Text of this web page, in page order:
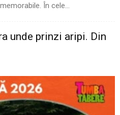
În cele...
unde prinzi aripi. Din